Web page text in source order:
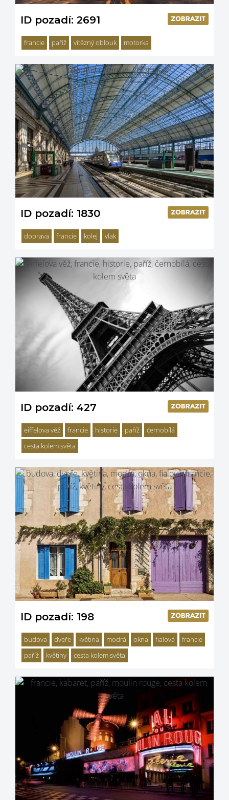
ID pozadí: 2691
francie paříž vítězný oblouk motorka
ID pozadí: 1830
doprava francie kolej vlak
ID pozadí: 427
eiffelova věž francie historie paříž
černobílá
cesta kolem světa
ID pozadí: 198
budova dveře květina modrá okna fialová
francie
paříž
květiny cesta kolem světa